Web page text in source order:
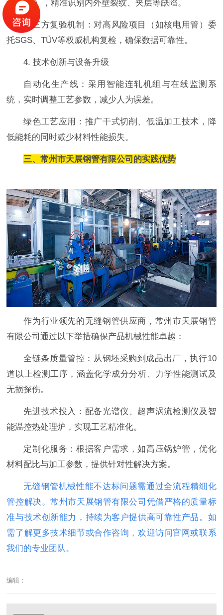
测（ET），精准识别内外壁裂纹、夹层等缺陷。
第三方复验机制：对高风险项目（如核电用管）委
托SGS、TÜV等权威机构复检，确保数据可靠性。
4. 技术创新与设备升级
自动化生产线：采用智能连轧机组与在线监测系
统，实时调整工艺参数，减少人为误差。
绿色工艺应用：推广干式切削、低温加工技术，降
低能耗的同时减少材料性能损失。
三、常州市天展钢管有限公司的实践优势
作为行业领先的无缝钢管供应商，常州市天展钢管
有限公司通过以下举措确保产品机械性能卓越：
全链条质量管控：从钢坯采购到成品出厂，执行10
道以上检测工序，涵盖化学成分分析、力学性能测试及
无损探伤。
先进技术投入：配备光谱仪、超声涡流检测仪及智
能温控热处理炉，实现工艺精准化。
定制化服务：根据客户需求，如高压锅炉管，优化
材料配比与加工参数，提供针对性解决方案。
无缝钢管机械性能不达标问题需通过全流程精细化
管控解决。常州市天展钢管有限公司凭借严格的质量标
准与技术创新能力，持续为客户提供高可靠性产品。如
需了解更多技术细节或合作咨询，欢迎访问官网或联系
我们的专业团队。
编辑：